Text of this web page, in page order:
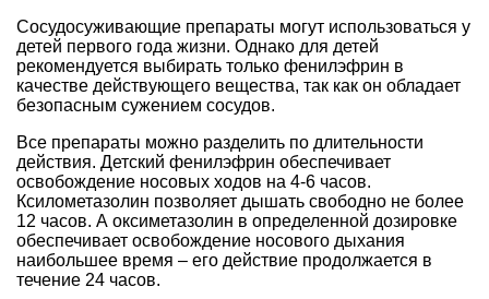
Сосудосуживающие препараты могут использоваться у
детей первого года жизни. Однако для детей
рекомендуется выбирать только фенилэфрин в
качестве действующего вещества, так как он обладает
безопасным сужением сосудов.
Все препараты можно разделить по длительности
действия. Детский фенилэфрин обеспечивает
освобождение носовых ходов на 4-6 часов.
Ксилометазолин позволяет дышать свободно не более
12 часов. А оксиметазолин в определенной дозировке
обеспечивает освобождение носового дыхания
наибольшее время – его действие продолжается в
течение 24 часов.